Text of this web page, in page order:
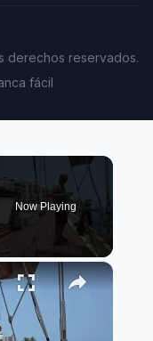
derechos reservados.
fácil
Now Playing
×